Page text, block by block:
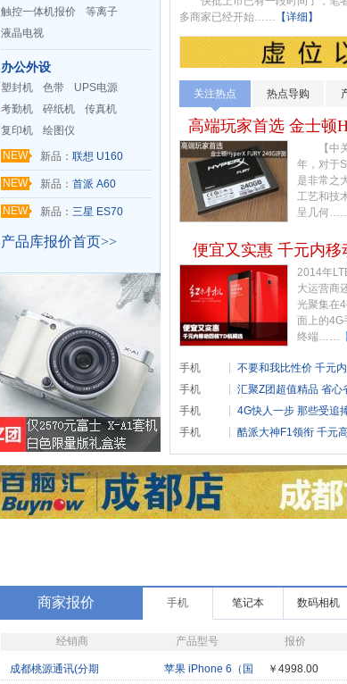
触控一体机报价
等离子
液晶电视
办公外设
塑封机 色带
UPS电源
考勤机
碎纸机
传真机
复印机
绘图仪
新品： 联想 U160
NEW
新品： 首派 A60
NEW
新品： 三星 ES70
NEW
产品库报价首页>>
多商家已经开始…… 【详细】
关注热点 热点导购
高端玩家首选 金士顿
【中关
年，对于
是非常之
工艺和技
呈几何
便宜又实惠 千元内
2014年
大运营商
光聚集在
面上的4G
终端……
不要和我比性价 千元
手机
汇聚Z团超值精品 省心
手机
4G快人一步 那些受追
手机
酷派大神F1领衔 千元
手机
手机 笔记本 数码相机
商家报价
经销商 产品型号 报价
成都桃源通讯(分期
苹果 iPhone 6（国
￥4998.00